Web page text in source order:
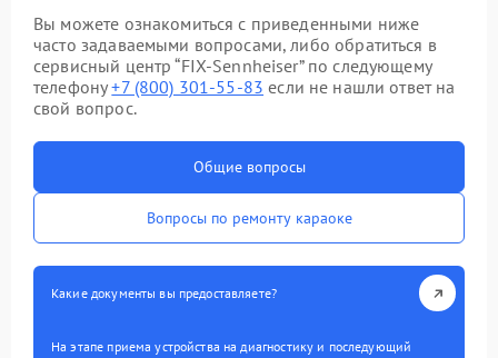
Вы можете ознакомиться с приведенными ниже
часто задаваемыми вопросами, либо обратиться в
сервисный центр “FIX-Sennheiser” по следующему
телефону+7 (800) 301-55-83 если не нашли ответ на
свой вопрос.
Общие вопросы
Вопросы по ремонту караоке
Какие документы вы предоставляете?
На этапе приема устройства на диагностику и последующий